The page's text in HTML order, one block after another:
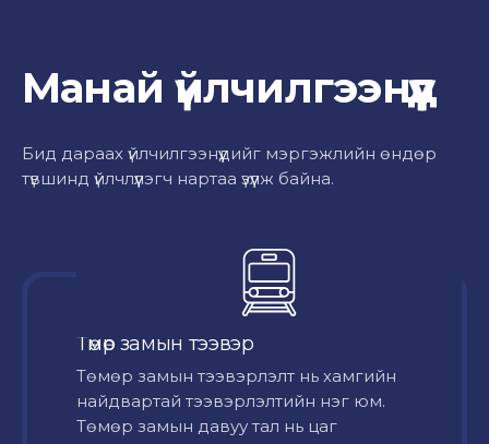
Манай үйлчилгээнүүд
Бид дараах үйлчилгээнүүдийг мэргэжлийн өндөр
түвшинд үйлчлүүлэгч нартаа үзүүлж байна.
Төмөр замын тээвэр
Төмөр замын тээвэрлэлт нь хамгийн
найдвартай тээвэрлэлтийн нэг юм.
Төмөр замын давуу тал нь цаг